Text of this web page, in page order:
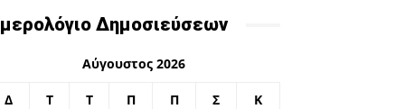
Δημοσιεύσεων
Αύγουστος 2026
Δ Τ Τ Π Π Σ Κ